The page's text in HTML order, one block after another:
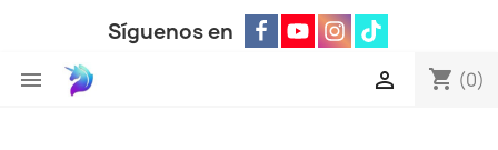
Síguenos en
 shopping_cart (0)
